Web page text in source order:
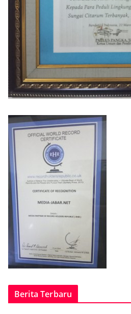
Berita Terbaru